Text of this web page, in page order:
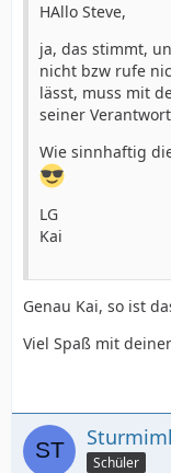
HAllo Steve,
ja, das stimmt,
nicht bzw rufe
lässt, muss mit
seiner
Wie sinnhaftig
LG
Kai
Genau Kai, so ist
Viel Spaß mit
Schüler